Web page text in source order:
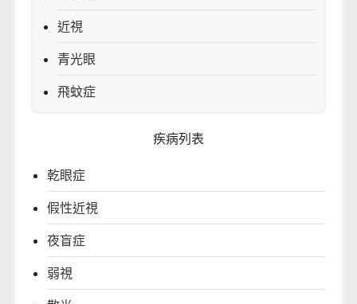
近視
青光眼
飛蚊症
疾病列表
乾眼症
假性近視
夜盲症
弱視